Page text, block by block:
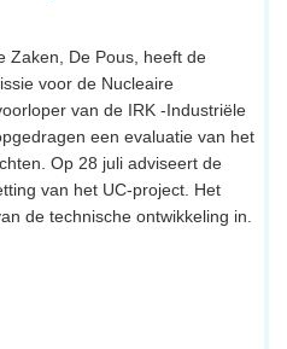
Zaken, De Pous, heeft de
voor de Nucleaire
van de IRK -Industriële
een evaluatie van het
Op 28 juli adviseert de
van het UC-project. Het
de technische ontwikkeling in.